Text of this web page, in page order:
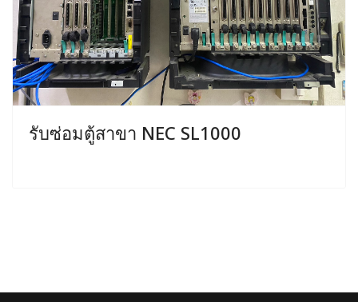
รับซ่อมตู้สาขา NEC SL1000